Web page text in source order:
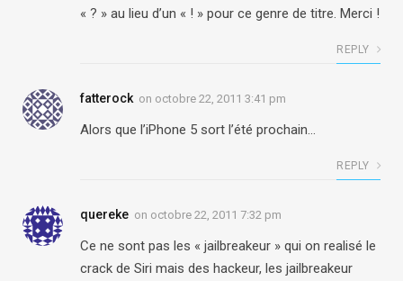
« ? » au lieu d’un « ! » pour ce genre de titre. Merci !
REPLY
fatterock on octobre 22, 2011 3:41 pm
Alors que l’iPhone 5 sort l’été prochain…
REPLY
quereke on octobre 22, 2011 7:32 pm
Ce ne sont pas les « jailbreakeur » qui on realisé le
crack de Siri mais des hackeur, les jailbreakeur